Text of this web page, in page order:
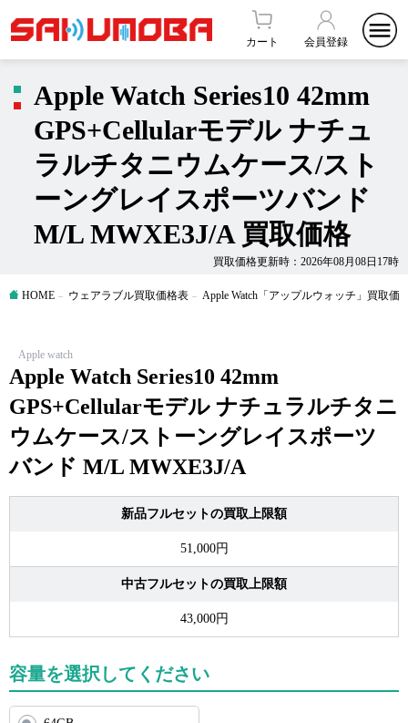
カート 会員登録
買取価格更新時：2026年08月08日17時
Apple Watch Series10 42mm
GPS+Cellularモデル ナチュ
ラルチタニウムケース/スト
ーングレイスポーツバンド
M/L MWXE3J/A 買取価格
HOME ウェアラブル買取価格表 Apple Watch「アップルウォッチ」買取価
Apple watch
Apple Watch Series10 42mm
GPS+Cellularモデル ナチュラルチタニ
ウムケース/ストーングレイスポーツ
バンド M/L MWXE3J/A
新品フルセットの買取上限額
51,000円
中古フルセットの買取上限額
43,000円
容量を選択してください